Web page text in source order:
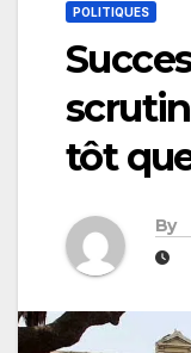
POLITIQUES
tôt
By